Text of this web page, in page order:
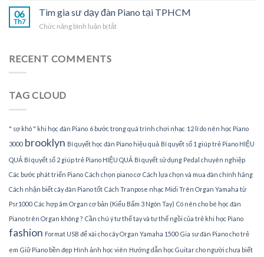
Piano
gia
gia
sư
dạy
06
Th7
Tìm gia sư dạy đàn Piano tại TPHCM
Chức năng bình luận bị tắtở
RECENT COMMENTS
TAG CLOUD
" sợ khó " khi học đàn Piano 6 bước trong quá trình chơi nhạc 12 lí do nên học Piano
3000 brooklyn Bí quyết học đàn Piano hiệu quả Bí quyết số 1 giúp trẻ Piano HIỆU
QUẢ Bí quyết số 2 giúp trẻ Piano HIỆU QUẢ Bí quyết sử dụng Pedal chuyên nghiệp
Các bước phát triển Piano Cách chọn piano cơ Cách lựa chọn và mua đàn chính hãng
Cách nhận biết cây đàn Piano tốt Cách Tranpose nhạc Midi Trên Organ Yamaha từ
Psr1000 Các hợp âm Organ cơ bản (Kiểu Bấm 3 Ngón Tay) Có nên cho bé học đàn
Piano trên Organ không ? Cần chú ý tư thế tay và tư thế ngồi của trẻ khi học Piano
fashion Format USB để xài cho cây Organ Yamaha 1500 Gia sư đàn Piano cho trẻ
em Giữ Piano bền đẹp Hình ảnh học viên Hướng dẫn học Guitar cho người chưa biết